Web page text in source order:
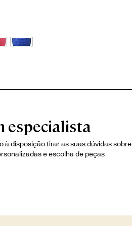
especialista
à disposição tirar as suas dúvidas sobre
e escolha de peças